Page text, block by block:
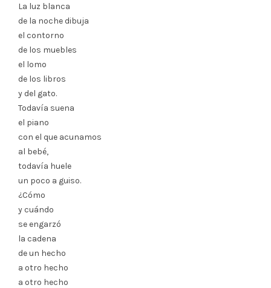
La luz blanca
de la noche dibuja
el contorno
de los muebles
el lomo
de los libros
y del gato.
Todavía suena
el piano
con el que acunamos
al bebé,
todavía huele
un poco a guiso.
¿Cómo
y cuándo
se engarzó
la cadena
de un hecho
a otro hecho
a otro hecho